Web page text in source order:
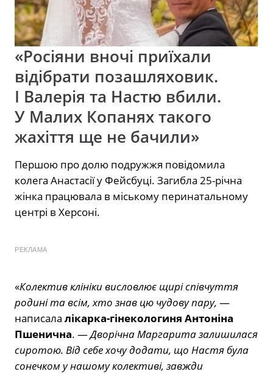
«Росіяни вночі приїхали
відібрати позашляховик.
І Валерія та Настю вбили.
У Малих Копанях такого
жахіття ще не бачили»
Першою про долю подружжя повідомила
колега Анастасії у Фейсбуці. Загибла 25-річна
жінка працювала в міському перинатальному
центрі в Херсоні.
РЕКЛАМА
«Колектив клініки висловлює щирі співчуття
родині та всім, хто знав цю чудову пару, —
написала лікарка-гінекологиня Антоніна
Пшенична. —Дворічна Маргарита залишилася
сиротою. Від себе хочу додати, що Настя була
сонечком у нашому колективі, завжди